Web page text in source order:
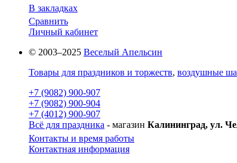
В закладках
Сравнить
Личный кабинет
© 2003–2025 Веселый Апельсин
Товары для праздников и торжеств, воздушные
+7 (9082) 900-907
+7 (9082) 900-904
+7 (4012) 900-907
Всё для праздника - магазин Калининград, ул.
Контакты и время работы
Контактная информация